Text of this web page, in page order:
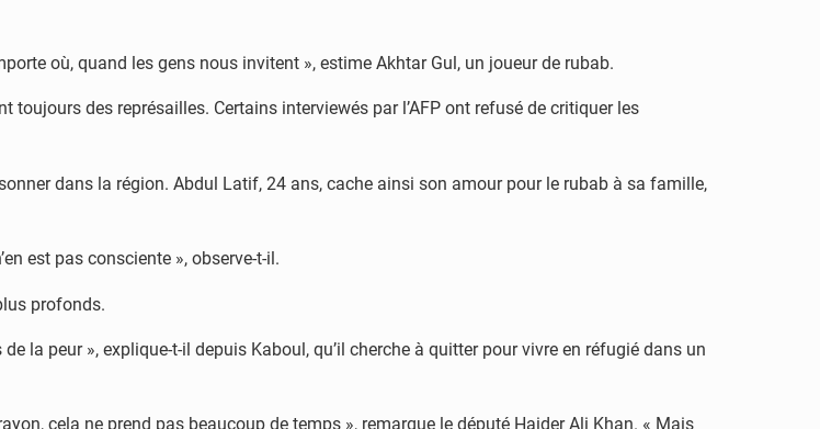
où, quand les gens nous invitent », estime Akhtar Gul, un joueur de rubab.
des représailles. Certains interviewés par l’AFP ont refusé de critiquer les
dans la région. Abdul Latif, 24 ans, cache ainsi son amour pour le rubab à sa famille,
est pas consciente », observe-t-il.
profonds.
la peur », explique-t-il depuis Kaboul, qu’il cherche à quitter pour vivre en réfugié dans un
cela ne prend pas beaucoup de temps », remarque le député Haider Ali Khan. « Mais